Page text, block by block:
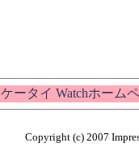
ケータイ Watchホーム
Copyright (c) 2007